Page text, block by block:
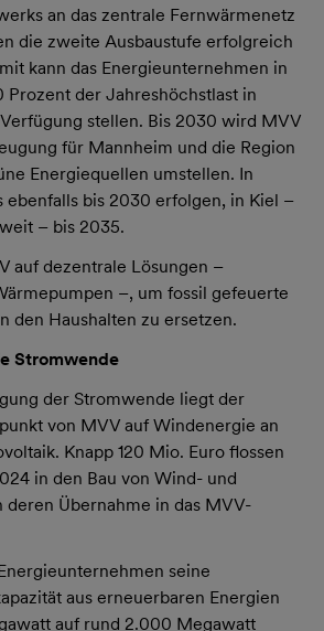
an das zentrale Fernwärmenetz
die zweite Ausbaustufe erfolgreich
kann das Energieunternehmen in
Prozent der Jahreshöchstlast in
stellen. Bis 2030 wird MVV
für Mannheim und die Region
Energiequellen umstellen. In
ebenfalls bis 2030 erfolgen, in Kiel –
– bis 2035.
auf dezentrale Lösungen –
–, um fossil gefeuerte
den Haushalten zu ersetzen.
Stromwende
der Stromwende liegt der
von MVV auf Windenergie an
Knapp 120 Mio. Euro flossen
in den Bau von Wind- und
deren Übernahme in das MVV-
seine
aus erneuerbaren Energien
auf rund 2.000 Megawatt